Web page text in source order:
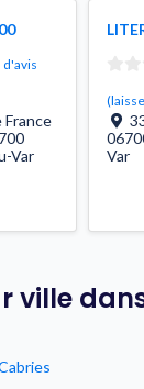
d'avis
France
Var
Var
ville